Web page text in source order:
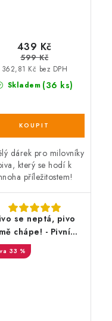
Skladem (36 ks)
362,81 Kč bez DPH
439 Kč
599 Kč
dárek pro milovníky
který se hodí k
příležitostem!
se neptá, pivo
mě chápe! - Pivní
půllitr
33 %